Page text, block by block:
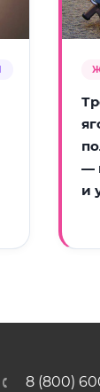
—
и
8 (800)